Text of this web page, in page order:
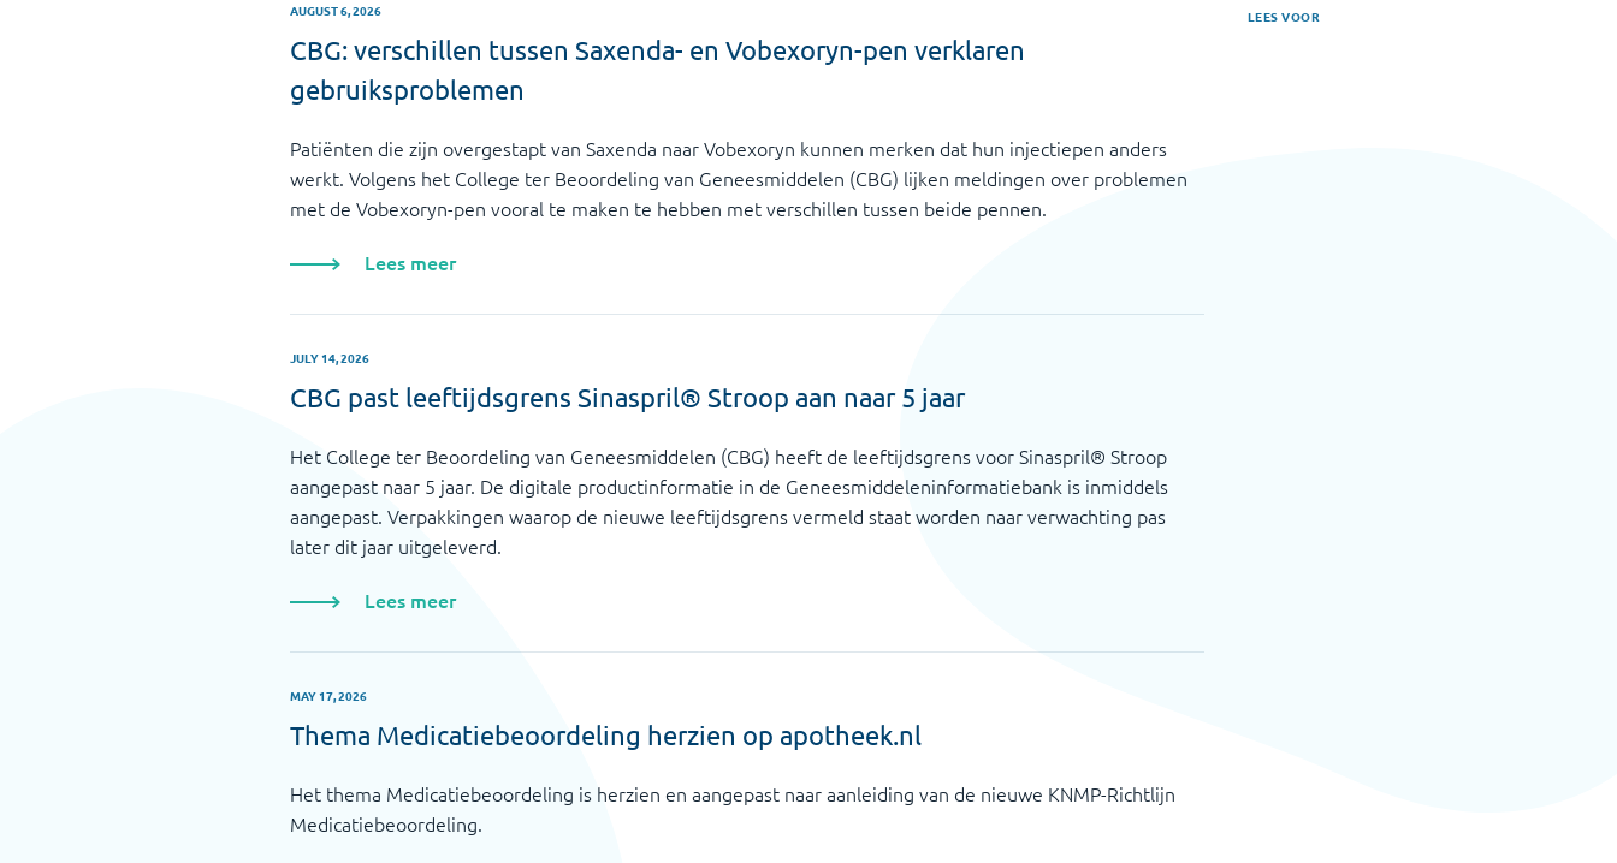
LEES VOOR
AUGUST 6, 2026
CBG: verschillen tussen Saxenda- en Vobexoryn-pen verklaren
gebruiksproblemen
Patiënten die zijn overgestapt van Saxenda naar Vobexoryn kunnen merken dat hun injectiepen anders
werkt. Volgens het College ter Beoordeling van Geneesmiddelen (CBG) lijken meldingen over problemen
met de Vobexoryn-pen vooral te maken te hebben met verschillen tussen beide pennen.
Lees meer
JULY 14, 2026
CBG past leeftijdsgrens Sinaspril® Stroop aan naar 5 jaar
Het College ter Beoordeling van Geneesmiddelen (CBG) heeft de leeftijdsgrens voor Sinaspril® Stroop
aangepast naar 5 jaar. De digitale productinformatie in de Geneesmiddeleninformatiebank is inmiddels
aangepast. Verpakkingen waarop de nieuwe leeftijdsgrens vermeld staat worden naar verwachting pas
later dit jaar uitgeleverd.
Lees meer
MAY 17, 2026
Thema Medicatiebeoordeling herzien op apotheek.nl
Het thema Medicatiebeoordeling is herzien en aangepast naar aanleiding van de nieuwe KNMP-Richtlijn
Medicatiebeoordeling.